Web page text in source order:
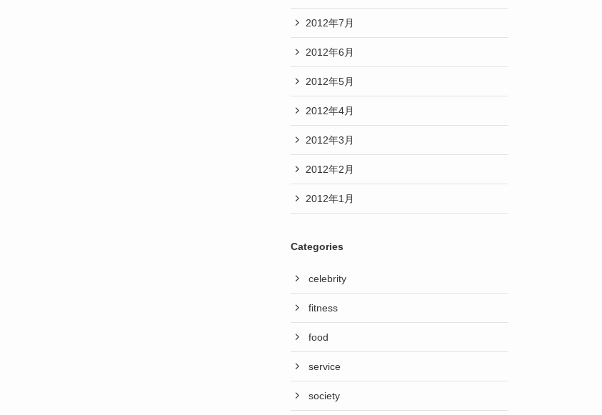
2012年7月
2012年6月
2012年5月
2012年4月
2012年3月
2012年2月
2012年1月
Categories
celebrity
fitness
food
service
society